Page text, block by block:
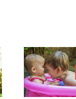
bij jou
om te
te